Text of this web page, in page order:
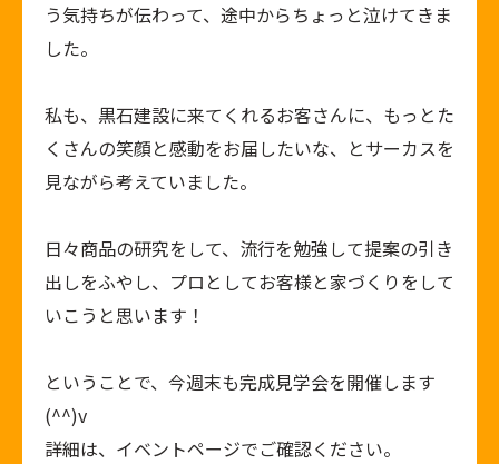
う気持ちが伝わって、途中からちょっと泣けてきま
した。
私も、黒石建設に来てくれるお客さんに、もっとた
くさんの笑顔と感動をお届したいな、とサーカスを
見ながら考えていました。
日々商品の研究をして、流行を勉強して提案の引き
出しをふやし、プロとしてお客様と家づくりをして
いこうと思います！
ということで、今週末も完成見学会を開催します
(^^)v
詳細は、イベントページでご確認ください。